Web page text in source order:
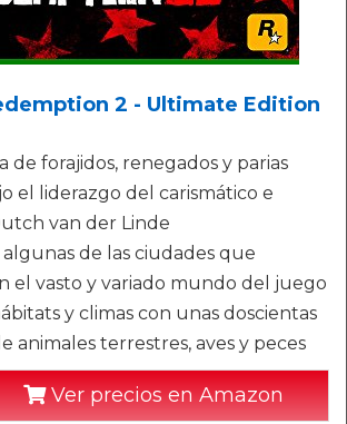
2 - Ultimate Edition
de forajidos, renegados y parias
el liderazgo del carismático e
van der Linde
de las ciudades que
el vasto y variado mundo del juego
y climas con unas doscientas
animales terrestres, aves y peces
Ver precios en Amazon